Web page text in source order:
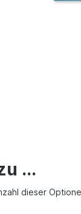
...
dieser